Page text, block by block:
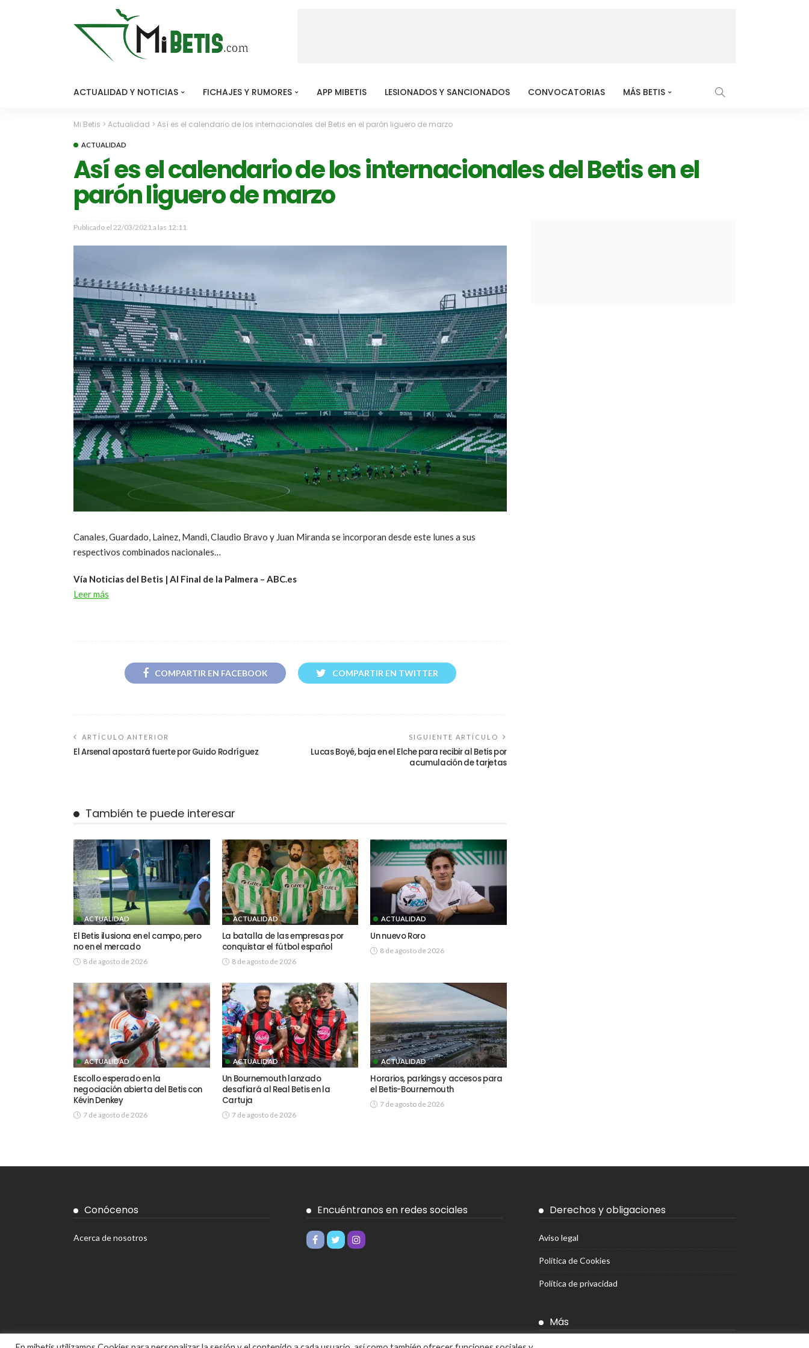
ACTUALIDAD Y NOTICIAS FICHAJES Y RUMORES APP MIBETIS LESIONADOS Y SANCIONADOS CONVOCATORIAS MÁS BETIS
Mi Betis > Actualidad > Así es el calendario de los internacionales del Betis en el parón liguero de marzo
ACTUALIDAD
Así es el calendario de los internacionales del Betis en el
parón liguero de marzo
Publicado el 22/03/2021 a las 12:11
Canales, Guardado, Lainez, Mandi, Claudio Bravo y Juan Miranda se incorporan desde este lunes a sus
respectivos combinados nacionales…
Vía Noticias del Betis | Al Final de la Palmera – ABC.es
Leer más
COMPARTIR EN FACEBOOK COMPARTIR EN TWITTER
ARTÍCULO ANTERIOR
El Arsenal apostará fuerte por Guido Rodríguez
SIGUIENTE ARTÍCULO
Lucas Boyé, baja en el Elche para recibir al Betis por
acumulación de tarjetas
También te puede interesar
ACTUALIDAD
El Betis ilusiona en el campo, pero
no en el mercado
8 de agosto de 2026
ACTUALIDAD
La batalla de las empresas por
conquistar el fútbol español
8 de agosto de 2026
ACTUALIDAD
Un nuevo Roro
8 de agosto de 2026
ACTUALIDAD
Escollo esperado en la
negociación abierta del Betis con
Kévin Denkey
7 de agosto de 2026
ACTUALIDAD
Un Bournemouth lanzado
desafiará al Real Betis en la
Cartuja
7 de agosto de 2026
ACTUALIDAD
Horarios, parkings y accesos para
el Betis-Bournemouth
7 de agosto de 2026
Conócenos
Acerca de nosotros
Encuéntranos en redes sociales Derechos y obligaciones
Aviso legal
Política de Cookies
Política de privacidad
Más